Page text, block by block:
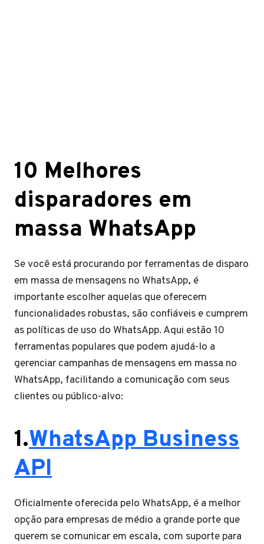
10 Melhores
disparadores em
massa WhatsApp
Se você está procurando por ferramentas de disparo
em massa de mensagens no WhatsApp, é
importante escolher aquelas que oferecem
funcionalidades robustas, são confiáveis e cumprem
as políticas de uso do WhatsApp. Aqui estão 10
ferramentas populares que podem ajudá-lo a
gerenciar campanhas de mensagens em massa no
WhatsApp, facilitando a comunicação com seus
clientes ou público-alvo:
1.WhatsApp Business
API
Oficialmente oferecida pelo WhatsApp, é a melhor
opção para empresas de médio a grande porte que
querem se comunicar em escala, com suporte para